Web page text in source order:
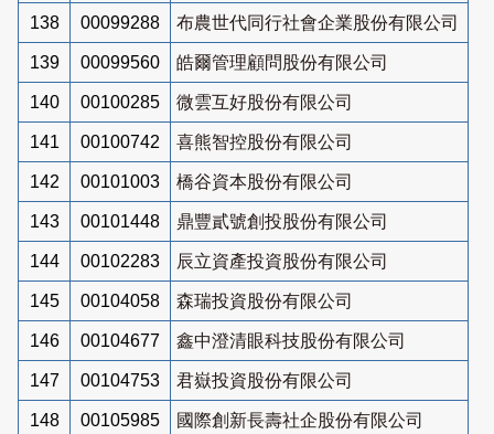
138 00099288 布農世代同行社會企業股份有限公司
139 00099560 皓爾管理顧問股份有限公司
140 00100285 微雲互好股份有限公司
141 00100742 喜熊智控股份有限公司
142 00101003 橋谷資本股份有限公司
143 00101448 鼎豐貳號創投股份有限公司
144 00102283 辰立資產投資股份有限公司
145 00104058 森瑞投資股份有限公司
146 00104677 鑫中澄清眼科技股份有限公司
147 00104753 君嶽投資股份有限公司
148 00105985 國際創新長壽社企股份有限公司